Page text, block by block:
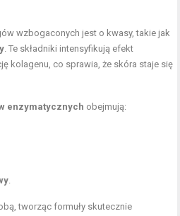
wzbogaconych jest o kwasy, takie jak
. Te składniki intensyfikują efekt
kolagenu, co sprawia, że skóra staje się
enzymatycznych obejmują:
.
tworząc formuły skutecznie